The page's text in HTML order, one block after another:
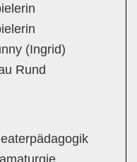
(Ingrid)
Rund